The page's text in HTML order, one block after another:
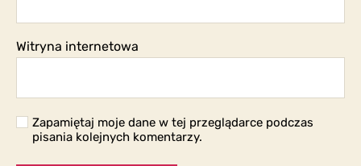
Witryna internetowa
Zapamiętaj moje dane w tej przeglądarce podczas
pisania kolejnych komentarzy.